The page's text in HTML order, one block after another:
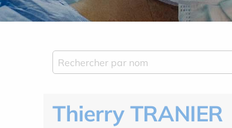
Thierry TRANIER